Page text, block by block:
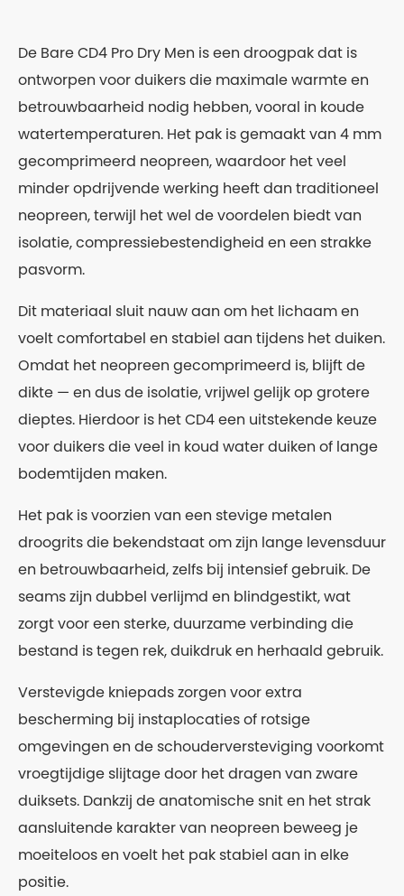
De Bare CD4 Pro Dry Men is een droogpak dat is
ontworpen voor duikers die maximale warmte en
betrouwbaarheid nodig hebben, vooral in koude
watertemperaturen. Het pak is gemaakt van 4 mm
gecomprimeerd neopreen, waardoor het veel
minder opdrijvende werking heeft dan traditioneel
neopreen, terwijl het wel de voordelen biedt van
isolatie, compressiebestendigheid en een strakke
pasvorm.
Dit materiaal sluit nauw aan om het lichaam en
voelt comfortabel en stabiel aan tijdens het duiken.
Omdat het neopreen gecomprimeerd is, blijft de
dikte — en dus de isolatie, vrijwel gelijk op grotere
dieptes. Hierdoor is het CD4 een uitstekende keuze
voor duikers die veel in koud water duiken of lange
bodemtijden maken.
Het pak is voorzien van een stevige metalen
droogrits die bekendstaat om zijn lange levensduur
en betrouwbaarheid, zelfs bij intensief gebruik. De
seams zijn dubbel verlijmd en blindgestikt, wat
zorgt voor een sterke, duurzame verbinding die
bestand is tegen rek, duikdruk en herhaald gebruik.
Verstevigde kniepads zorgen voor extra
bescherming bij instaplocaties of rotsige
omgevingen en de schouderversteviging voorkomt
vroegtijdige slijtage door het dragen van zware
duiksets. Dankzij de anatomische snit en het strak
aansluitende karakter van neopreen beweeg je
moeiteloos en voelt het pak stabiel aan in elke
positie.